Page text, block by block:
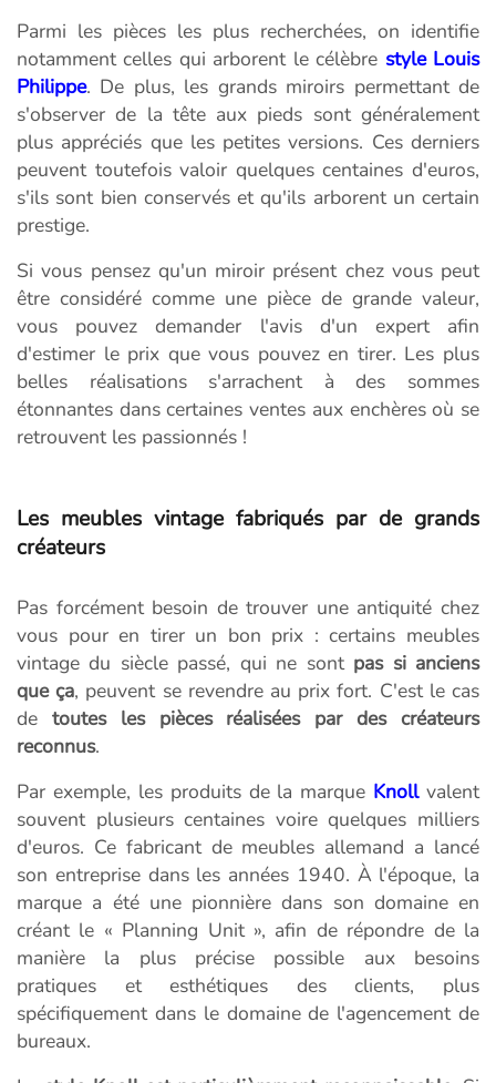
Parmi les pièces les plus recherchées, on identifie
notamment celles qui arborent le célèbre style Louis
Philippe. De plus, les grands miroirs permettant de
s'observer de la tête aux pieds sont généralement
plus appréciés que les petites versions. Ces derniers
peuvent toutefois valoir quelques centaines d'euros,
s'ils sont bien conservés et qu'ils arborent un certain
prestige.
Si vous pensez qu'un miroir présent chez vous peut
être considéré comme une pièce de grande valeur,
vous pouvez demander l'avis d'un expert afin
d'estimer le prix que vous pouvez en tirer. Les plus
belles réalisations s'arrachent à des sommes
étonnantes dans certaines ventes aux enchères où se
retrouvent les passionnés !
Les meubles vintage fabriqués par de grands
créateurs
Pas forcément besoin de trouver une antiquité chez
vous pour en tirer un bon prix : certains meubles
vintage du siècle passé, qui ne sont pas si anciens
que ça, peuvent se revendre au prix fort. C'est le cas
de toutes les pièces réalisées par des créateurs
reconnus.
Par exemple, les produits de la marque Knollvalent
souvent plusieurs centaines voire quelques milliers
d'euros. Ce fabricant de meubles allemand a lancé
son entreprise dans les années 1940. À l'époque, la
marque a été une pionnière dans son domaine en
créant le « Planning Unit », afin de répondre de la
manière la plus précise possible aux besoins
pratiques et esthétiques des clients, plus
spécifiquement dans le domaine de l'agencement de
bureaux.